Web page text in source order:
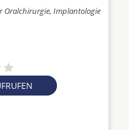
Oralchirurgie, Implantologie